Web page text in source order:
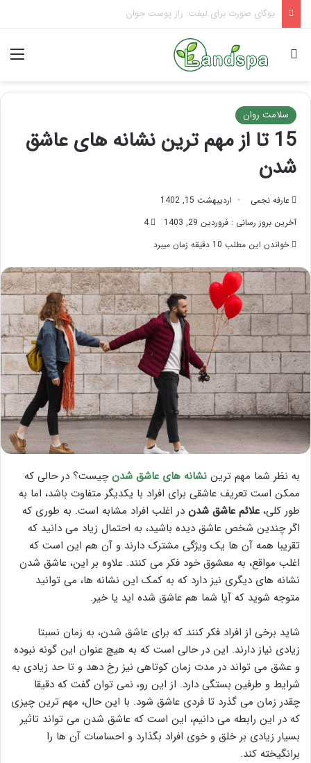
ماساژ صورت برای کلاژن سازی | با چین و چروک خداحافظی کن
جستجو برای
سلامت روان
15 تا از مهم ترین نشانه های عاشق
شدن
عارفه نجمی
اردیبهشت 15, 1402
آخرین بروز رسانی : فروردین 29, 1403
4
خواندن این مطلب 10 دقیقه زمان میبرد
به نظر شما مهم ترین نشانه های عاشق شدنچیست؟ در حالی که
ممکن است تعریف عاشقی برای افراد با یکدیگر متفاوت باشد، اما به
طور کلی، علائم عاشق شدن در اغلب افراد مشابه است. به طوری که
اگر چندین شخص عاشق دیده باشید، به احتمال زیاد می دانید که
تقریبا همه آن ها یک ویژگی مشترک دارند و آن هم این است که
اغلب مواقع، به معشوق خود فکر می کنند. علاوه بر این، عاشق شدن
نشانه های دیگری نیز دارد که به کمک این نشانه ها، می توانید
متوجه شوید که آیا شما هم عاشق شده اید یا خیر.
شاید برخی از افراد فکر کنند که برای عاشق شدن، به زمان نسبتا
زیادی نیاز دارند. این در حالی است که به هیچ عنوان این گونه نبوده
و عشق می تواند در مدت زمان کوتاهی نیز رخ دهد و تا حد زیادی به
شرایط و طرفین بستگی دارد. از این رو، نمی توان گفت که دقیقا
چقدر زمان می گذرد تا فردی عاشق شود. با این حال، مهم ترین چیزی
که در این رابطه می دانیم، این است که عاشق شدن می تواند تاثیر
بسیار زیادی بر خلق و خوی افراد بگذارد و احساسات آن ها را
برانگیخته کند.